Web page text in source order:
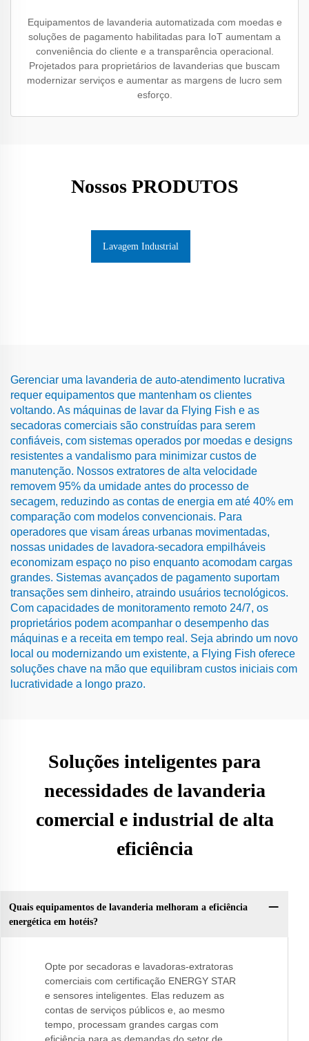
Equipamentos de lavanderia automatizada com moedas e
soluções de pagamento habilitadas para IoT aumentam a
conveniência do cliente e a transparência operacional.
Projetados para proprietários de lavanderias que buscam
modernizar serviços e aumentar as margens de lucro sem
esforço.
Nossos PRODUTOS
Lavagem Industrial
Gerenciar uma lavanderia de auto-atendimento lucrativa
requer equipamentos que mantenham os clientes
voltando. As máquinas de lavar da Flying Fish e as
secadoras comerciais são construídas para serem
confiáveis, com sistemas operados por moedas e designs
resistentes a vandalismo para minimizar custos de
manutenção. Nossos extratores de alta velocidade
removem 95% da umidade antes do processo de
secagem, reduzindo as contas de energia em até 40% em
comparação com modelos convencionais. Para
operadores que visam áreas urbanas movimentadas,
nossas unidades de lavadora-secadora empilháveis
economizam espaço no piso enquanto acomodam cargas
grandes. Sistemas avançados de pagamento suportam
transações sem dinheiro, atraindo usuários tecnológicos.
Com capacidades de monitoramento remoto 24/7, os
proprietários podem acompanhar o desempenho das
máquinas e a receita em tempo real. Seja abrindo um novo
local ou modernizando um existente, a Flying Fish oferece
soluções chave na mão que equilibram custos iniciais com
lucratividade a longo prazo.
Soluções inteligentes para
necessidades de lavanderia
comercial e industrial de alta
eficiência
Quais equipamentos de lavanderia melhoram a eficiência
energética em hotéis?
Opte por secadoras e lavadoras-extratoras
comerciais com certificação ENERGY STAR
e sensores inteligentes. Elas reduzem as
contas de serviços públicos e, ao mesmo
tempo, processam grandes cargas com